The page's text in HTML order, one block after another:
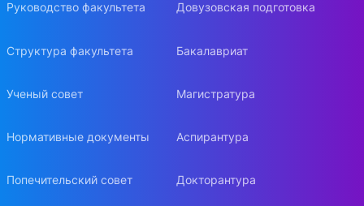
Руководство факультета
Структура факультета
Ученый совет
Нормативные документы
Попечительский совет
Довузовская подготовка
Бакалавриат
Магистратура
Аспирантура
Докторантура